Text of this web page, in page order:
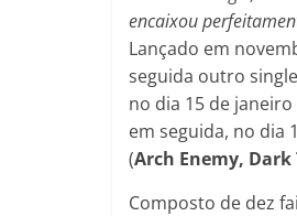
encaixou
Lançado em
seguida outro
no dia 15 de
em seguida, no dia
(Arch Enemy,
Composto de dez